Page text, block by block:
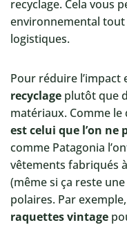
recyclage. Cela vous
environnemental
logistiques.
Pour réduire
recyclage plutôt que
matériaux. Comme le
est celui que l’on ne
comme Patagonia
vêtements fabriqués
(même si ça reste
polaires. Par
raquettes vintage